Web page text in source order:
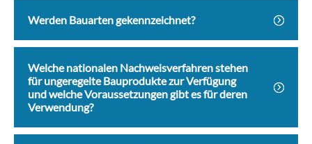
Werden Bauarten gekennzeichnet?
Welche nationalen Nachweisverfahren stehen
für ungeregelte Bauprodukte zur Verfügung
und welche Voraussetzungen gibt es für deren
Verwendung?